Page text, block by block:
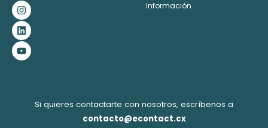
c
e
b
o
o
k
s
t
a
g
r
a
m
n
k
e
d
i
n
u
t
u
b
e
Información
Si quieres contactarte con nosotros, escríbenos a
contacto@econtact.cx